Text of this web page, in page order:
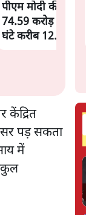
पीएम मोदी की विदेश
74.59 करोड़ रुपये
घंटे करीब 12.4 लाख
केंद्रित
पड़ सकता
में
कुल